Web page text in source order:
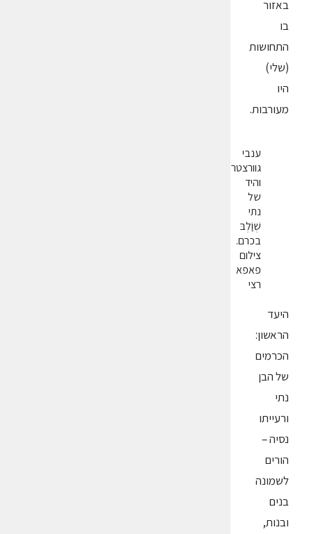
באזור
בו
התחושות
(שלי)
היו
מעורבות.
ענבי
גוורצטרמינר
והיד
של
נתי
שְׁוַֹלְבּ
בכרם.
צילום
פאפא
רצי
היעד
הראשון:
הכרמים
של הבן
נתי
ורעייתו
נסיה –
הורים
לשמונה
בנים
ובנות,